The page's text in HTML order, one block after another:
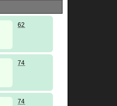
62
74
74